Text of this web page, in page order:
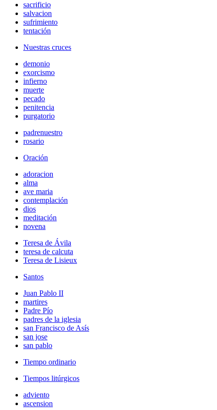
sacrificio
salvacion
sufrimiento
tentación
Nuestras cruces
demonio
exorcismo
infierno
muerte
pecado
penitencia
purgatorio
padrenuestro
rosario
Oración
adoracion
alma
ave maria
contemplación
dios
meditación
novena
Teresa de Ávila
teresa de calcuta
Teresa de Lisieux
Santos
Juan Pablo II
martires
Padre Pío
padres de la iglesia
san Francisco de Asís
san jose
san pablo
Tiempo ordinario
Tiempos litúrgicos
adviento
ascension